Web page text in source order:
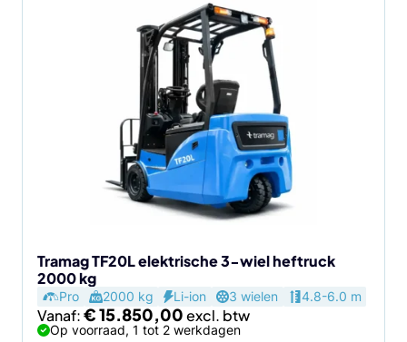
Tramag TF20L elektrische 3-wiel heftruck
2000 kg
Pro 2000 kg Li-ion 3 wielen 4.8-6.0 m
Vanaf:€15.850,00
Op voorraad, 1 tot 2 werkdagen
de
productpagina